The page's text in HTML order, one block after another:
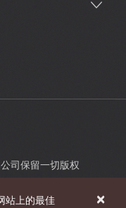
司保留一切版权
站上的最佳 ×